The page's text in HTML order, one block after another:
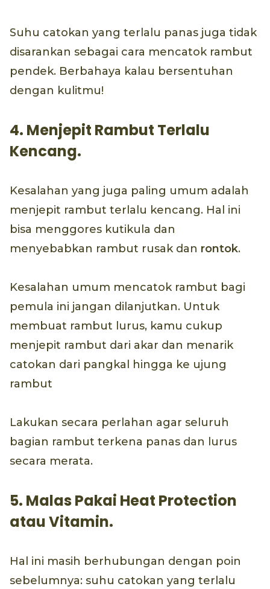
Suhu catokan yang terlalu panas juga tidak
disarankan sebagai cara mencatok rambut
pendek. Berbahaya kalau bersentuhan
dengan kulitmu!
4. Menjepit Rambut Terlalu
Kencang.
Kesalahan yang juga paling umum adalah
menjepit rambut terlalu kencang. Hal ini
bisa menggores kutikula dan
menyebabkan rambut rusak dan rontok.
Kesalahan umum mencatok rambut bagi
pemula ini jangan dilanjutkan. Untuk
membuat rambut lurus, kamu cukup
menjepit rambut dari akar dan menarik
catokan dari pangkal hingga ke ujung
rambut
Lakukan secara perlahan agar seluruh
bagian rambut terkena panas dan lurus
secara merata.
5. Malas Pakai Heat Protection
atau Vitamin.
Hal ini masih berhubungan dengan poin
sebelumnya: suhu catokan yang terlalu